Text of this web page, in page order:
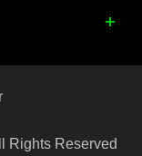
Rights Reserved